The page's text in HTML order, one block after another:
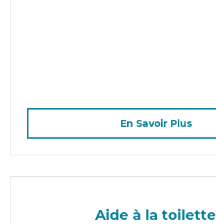
En Savoir Plus
Aide à la toilette